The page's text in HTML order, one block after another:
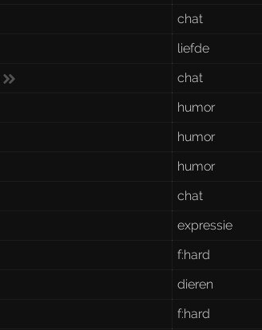
chat
liefde
chat
humor
humor
humor
chat
expressie
f:hard
dieren
f:hard